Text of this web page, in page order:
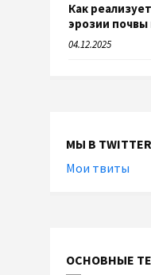
Как
эрозии почвы
04.12.2025
МЫ В TWITTER
Мои твиты
ОСНОВНЫЕ